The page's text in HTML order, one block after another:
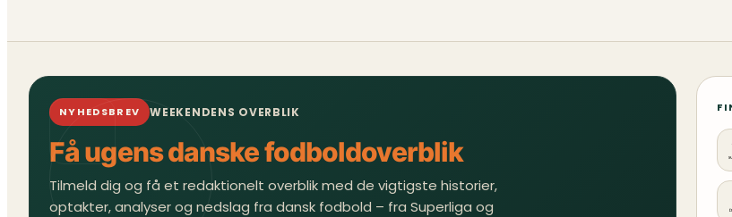
NYHEDSBREV WEEKENDENS OVERBLIK
Få ugens danske fodboldoverblik
Tilmeld dig og få et redaktionelt overblik med de vigtigste historier,
optakter, analyser og nedslag fra dansk fodbold – fra Superliga og